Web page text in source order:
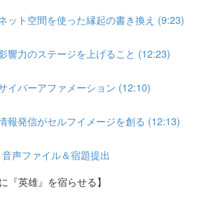
ット空間を使った縁起の書き換え (9:23)
響力のステージを上げること (12:23)
イバーアファメーション (12:10)
報発信がセルフイメージを創る (12:13)
声ファイル＆宿題提出
英雄』を宿らせる】